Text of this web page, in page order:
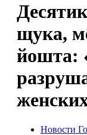
щука,
йошта:
Новости